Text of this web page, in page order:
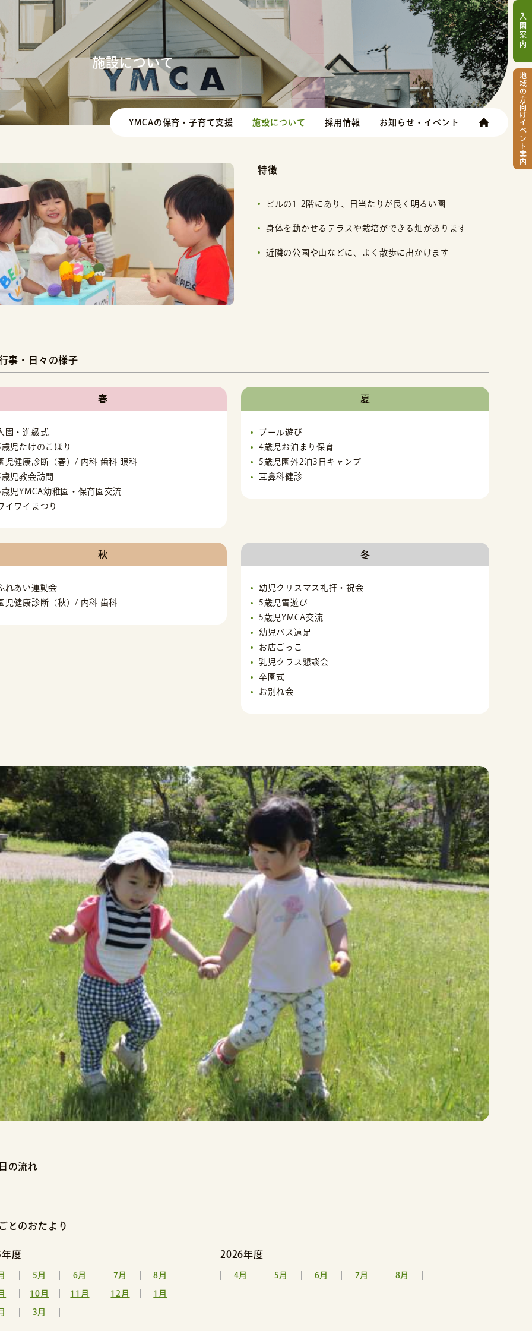
入園案内
地域の方向けイベント案内
施設について
YMCAの保育・子育て支援 施設について 採用情報 お知らせ・イベント
特徴
ビルの1-2階にあり、日当たりが良く明るい園
身体を動かせるテラスや栽培ができる畑があります
近隣の公園や山などに、よく散歩に出かけます
事・日々の様子
春
園・進級式
児たけのこほり
児健康診断（春）/ 内科 歯科 眼科
児教会訪問
歳児YMCA幼稚園・保育園交流
イワイまつり
夏
プール遊び
4歳児お泊まり保育
5歳児園外2泊3日キャンプ
耳鼻科健診
秋
れあい運動会
児健康診断（秋）/ 内科 歯科
冬
幼児クリスマス礼拝・祝会
5歳児雪遊び
5歳児YMCA交流
幼児バス遠足
お店ごっこ
乳児クラス懇談会
卒園式
お別れ会
の流れ
とのおたより
度
5月 6月 7月 8月
10月 11月 12月 1月
3月
2026年度
4月 5月 6月 7月 8月